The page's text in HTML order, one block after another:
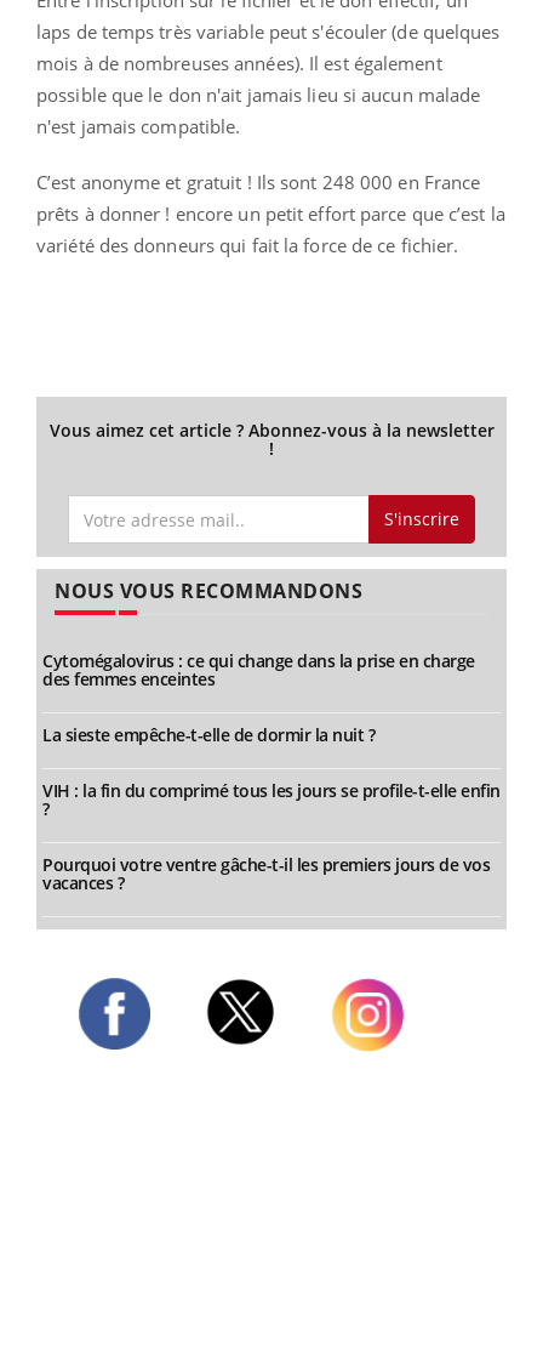
laps de temps très variable peut s'écouler (de quelques
mois à de nombreuses années). Il est également
possible que le don n'ait jamais lieu si aucun malade
n'est jamais compatible.
C’est anonyme et gratuit ! Ils sont 248 000 en France
prêts à donner ! encore un petit effort parce que c’est la
variété des donneurs qui fait la force de ce fichier.
Vous aimez cet article ? Abonnez-vous à la newsletter
!
S'inscrire
NOUS VOUS RECOMMANDONS
Cytomégalovirus : ce qui change dans la prise en charge
des femmes enceintes
La sieste empêche-t-elle de dormir la nuit ?
VIH : la fin du comprimé tous les jours se profile-t-elle enfin
?
Pourquoi votre ventre gâche-t-il les premiers jours de vos
vacances ?